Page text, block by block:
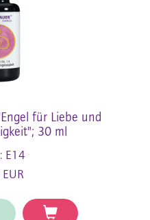
für Liebe und
30 ml
E14